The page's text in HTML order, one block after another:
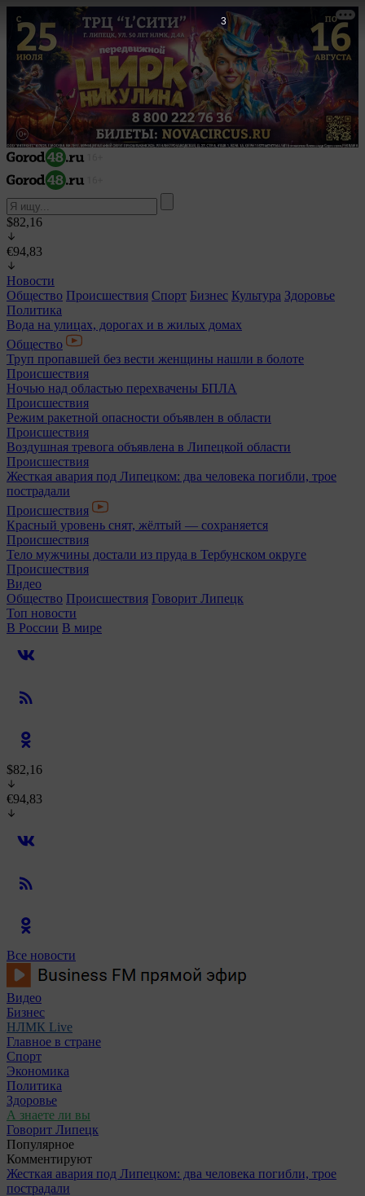
$82,16
€94,83
Новости
Общество Происшествия Спорт Бизнес Культура Здоровье
Политика
Вода на улицах, дорогах и в жилых домах
Общество
Труп пропавшей без вести женщины нашли в болоте
Происшествия
Ночью над областью перехвачены БПЛА
Происшествия
Режим ракетной опасности объявлен в области
Происшествия
Воздушная тревога объявлена в Липецкой области
Происшествия
Жесткая авария под Липецком: два человека погибли, трое
пострадали
Происшествия
Красный уровень снят, жёлтый — сохраняется
Происшествия
Тело мужчины достали из пруда в Тербунском округе
Происшествия
Видео
Общество Происшествия Говорит Липецк
Топ новости
В России В мире
$82,16
€94,83
Все новости
Видео
Бизнес
НЛМК Live
Главное в стране
Спорт
Экономика
Политика
Здоровье
А знаете ли вы
Говорит Липецк
Популярное
Комментируют
Жесткая авария под Липецком: два человека погибли, трое
пострадали
2